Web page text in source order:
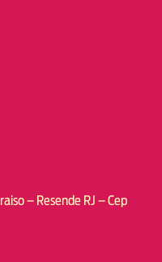
– Resende RJ – Cep